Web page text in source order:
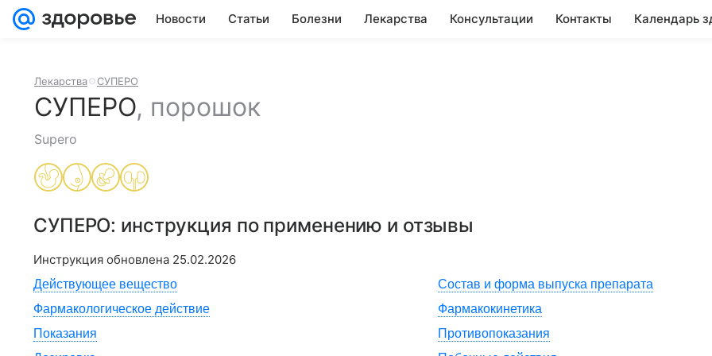
Новости Статьи Болезни Лекарства Консультации Контакты Календарь
Лекарства СУПЕРО
СУПЕРО, порошок
Supero
СУПЕРО: инструкция по применению и отзывы
Инструкция обновлена 25.02.2026
Действующее вещество
Состав и форма выпуска препарата
Фармакологическое действие
Фармакокинетика
Показания
Противопоказания